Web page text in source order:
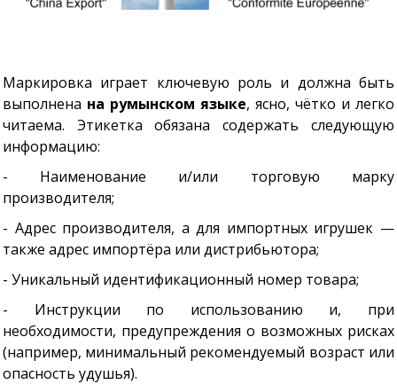
Маркировка играет ключевую роль и должна быть
выполнена на румынском языке, ясно, чётко и легко
читаема. Этикетка обязана содержать следующую
информацию:
- Наименование и/или торговую марку
производителя;
- Адрес производителя, а для импортных игрушек —
также адрес импортёра или дистрибьютора;
- Уникальный идентификационный номер товара;
- Инструкции по использованию и, при
необходимости, предупреждения о возможных рисках
(например, минимальный рекомендуемый возраст или
опасность удушья).